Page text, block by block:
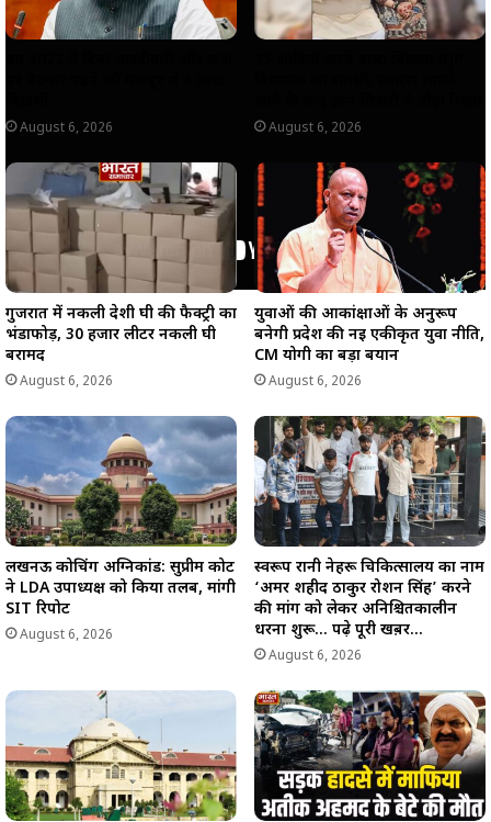
August 6, 2026 August 6, 2026
गुजरात में नकली देशी घी की फैक्ट्री का
भंडाफोड़, 30 हजार लीटर नकली घी
बरामद
August 6, 2026
युवाओं की आकांक्षाओं के अनुरूप
बनेगी प्रदेश की नई एकीकृत युवा नीति,
CM योगी का बड़ा बयान
August 6, 2026
लखनऊ कोचिंग अग्निकांड: सुप्रीम कोर्ट
ने LDA उपाध्यक्ष को किया तलब, मांगी
SIT रिपोर्ट
August 6, 2026
स्वरूप रानी नेहरू चिकित्सालय का नाम
‘अमर शहीद ठाकुर रोशन सिंह’ करने
की मांग को लेकर अनिश्चितकालीन
धरना शुरू… पढ़े पूरी खब़र…
August 6, 2026